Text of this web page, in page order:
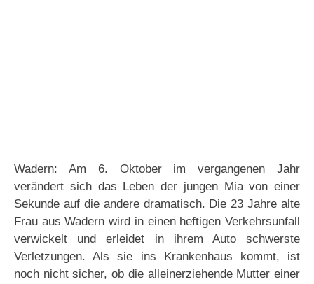
Wadern: Am 6. Oktober im vergangenen Jahr
verändert sich das Leben der jungen Mia von einer
Sekunde auf die andere dramatisch. Die 23 Jahre alte
Frau aus Wadern wird in einen heftigen Verkehrsunfall
verwickelt und erleidet in ihrem Auto schwerste
Verletzungen. Als sie ins Krankenhaus kommt, ist
noch nicht sicher, ob die alleinerziehende Mutter einer